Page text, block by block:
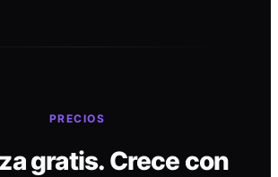
PRECIOS
gratis. Crece con